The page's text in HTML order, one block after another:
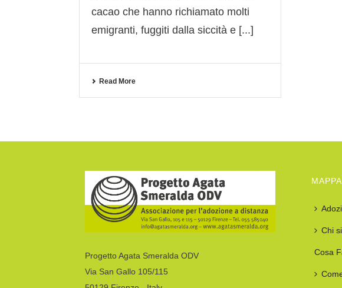
cacao che hanno richiamato molti
emigranti, fuggiti dalla siccità e [...]
Read More
Progetto Agata Smeralda ODV
Via San Gallo 105/115
Chi
Cosa